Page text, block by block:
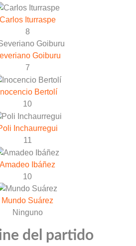
Carlos Iturraspe
8
Goiburu
7
Inocencio Bertolí
10
Inchaurregui
11
Amadeo Ibáñez
10
Mundo Suárez
Ninguno
del partido